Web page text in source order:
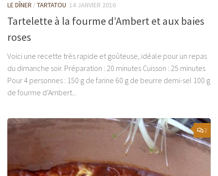
LE DÎNER /TARTATOU 14 JANVIER 2016
Tartelette à la fourme d’Ambert et aux baies
roses
Voici une recette très rapide et goûteuse, idéale pour un repas
du dimanche soir. Préparation : 20 minutes Cuisson : 25 minutes
Pour 4 personnes : 150 g de farine 60 g de beurre demi-sel 100 g
de fourme d’Ambert...
2